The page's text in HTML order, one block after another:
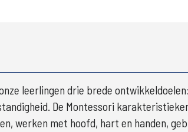
leerlingen drie brede
De Montessori
werken met hoofd, hart en handen,